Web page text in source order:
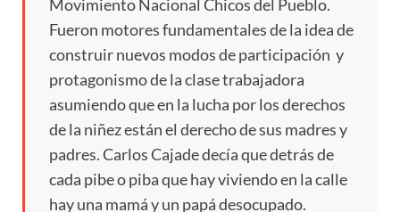
Movimiento Nacional Chicos del Pueblo.
Fueron motores fundamentales de la idea de
construir nuevos modos de participación y
protagonismo de la clase trabajadora
asumiendo que en la lucha por los derechos
de la niñez están el derecho de sus madres y
padres. Carlos Cajade decía que detrás de
cada pibe o piba que hay viviendo en la calle
hay una mamá y un papá desocupado.